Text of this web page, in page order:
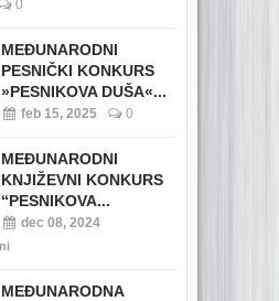
0
MEĐUNARODNI
PESNIČKI KONKURS
»PESNIKOVA DUŠA«...
feb 15, 2025 0
MEĐUNARODNI
KNJIŽEVNI KONKURS
“PESNIKOVA...
dec 08, 2024
MEĐUNARODNA